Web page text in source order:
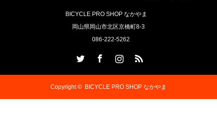
BICYCLE PRO SHOP なかやま
岡山県岡山市北区京橋町8-3
086-222-5262
Copyright © BICYCLE PRO SHOP なかやま